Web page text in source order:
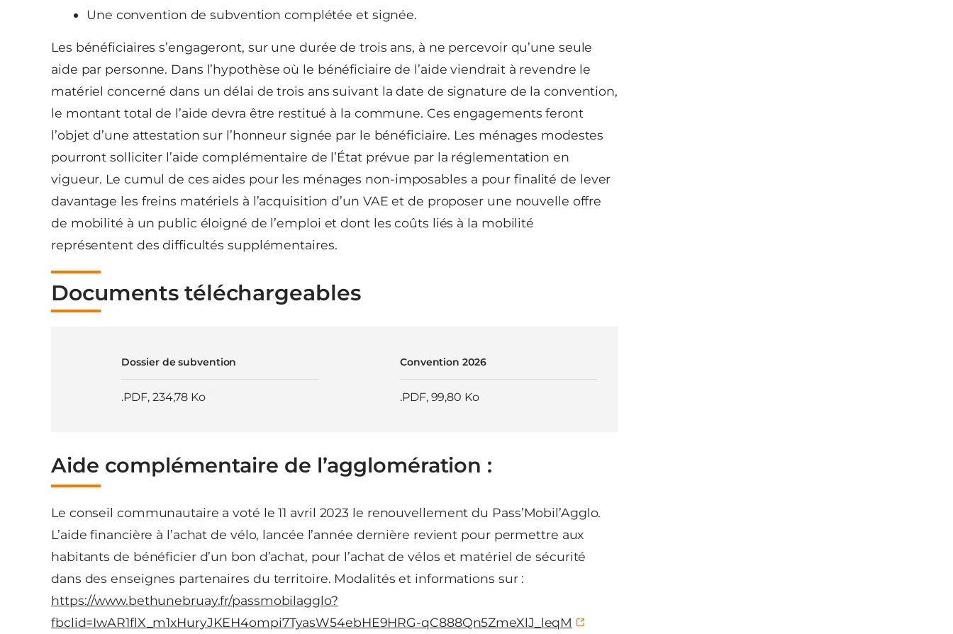
Une convention de subvention complétée et signée.
Les bénéficiaires s’engageront, sur une durée de trois ans, à ne percevoir qu’une seule
aide par personne. Dans l’hypothèse où le bénéficiaire de l’aide viendrait à revendre le
matériel concerné dans un délai de trois ans suivant la date de signature de la convention,
le montant total de l’aide devra être restitué à la commune. Ces engagements feront
l’objet d’une attestation sur l’honneur signée par le bénéficiaire. Les ménages modestes
pourront solliciter l’aide complémentaire de l’État prévue par la réglementation en
vigueur. Le cumul de ces aides pour les ménages non-imposables a pour finalité de lever
davantage les freins matériels à l’acquisition d’un VAE et de proposer une nouvelle offre
de mobilité à un public éloigné de l’emploi et dont les coûts liés à la mobilité
représentent des difficultés supplémentaires.
Documents téléchargeables
Dossier de subvention
.PDF, 234,78 Ko
Convention 2026
.PDF, 99,80 Ko
Aide complémentaire de l’agglomération :
Le conseil communautaire a voté le 11 avril 2023 le renouvellement du Pass’Mobil’Agglo.
L’aide financière à l’achat de vélo, lancée l’année dernière revient pour permettre aux
habitants de bénéficier d’un bon d’achat, pour l’achat de vélos et matériel de sécurité
dans des enseignes partenaires du territoire. Modalités et informations sur :
https://www.bethunebruay.fr/passmobilagglo?
fbclid=IwAR1flX_m1xHuryJKEH4ompi7TyasW54ebHE9HRG-qC888Qn5ZmeXlJ_leqM